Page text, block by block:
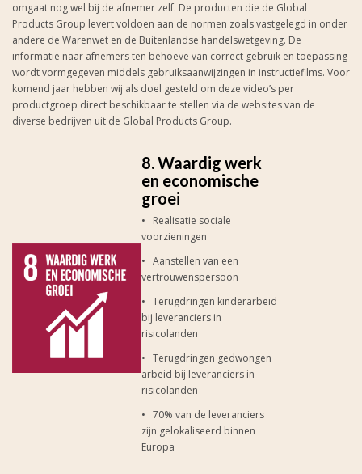
omgaat nog wel bij de afnemer zelf. De producten die de Global
Products Group levert voldoen aan de normen zoals vastgelegd in onder
andere de Warenwet en de Buitenlandse handelswetgeving. De
informatie naar afnemers ten behoeve van correct gebruik en toepassing
wordt vormgegeven middels gebruiksaanwijzingen in instructiefilms. Voor
komend jaar hebben wij als doel gesteld om deze video’s per
productgroep direct beschikbaar te stellen via de websites van de
diverse bedrijven uit de Global Products Group.
8. Waardig werk
en economische
groei
• Realisatie sociale
voorzieningen
• Aanstellen van een
vertrouwenspersoon
• Terugdringen kinderarbeid
bij leveranciers in
risicolanden
• Terugdringen gedwongen
arbeid bij leveranciers in
risicolanden
• 70% van de leveranciers
zijn gelokaliseerd binnen
Europa